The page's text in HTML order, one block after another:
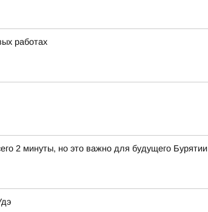
работах
2 минуты, но это важно для будущего Бурятии